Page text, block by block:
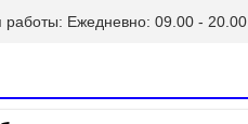
работы: Ежедневно: 09.00 - 20.00